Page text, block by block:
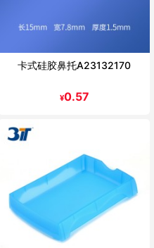
卡式硅胶鼻托A23132170
¥0.57